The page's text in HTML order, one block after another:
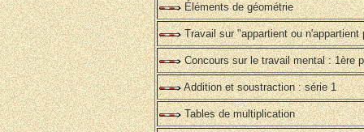
Éléments de géométrie
Travail sur "appartient ou n'appartient
Concours sur le travail mental : 1ère
Addition et soustraction : série 1
Tables de multiplication